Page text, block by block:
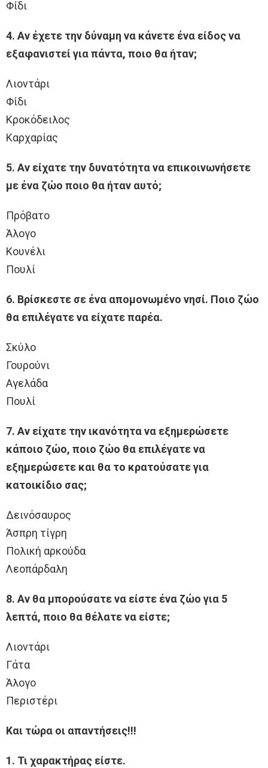
Φίδι
4. Αν έχετε την δύναμη να κάνετε ένα είδος να
εξαφανιστεί για πάντα, ποιο θα ήταν;
Λιοντάρι
Φίδι
Κροκόδειλος
Καρχαρίας
5. Αν είχατε την δυνατότητα να επικοινωνήσετε
με ένα ζώο ποιο θα ήταν αυτό;
Πρόβατο
Άλογο
Κουνέλι
Πουλί
6. Βρίσκεστε σε ένα απομονωμένο νησί. Ποιο ζώο
θα επιλέγατε να είχατε παρέα.
Σκύλο
Γουρούνι
Αγελάδα
Πουλί
7. Αν είχατε την ικανότητα να εξημερώσετε
κάποιο ζώο, ποιο ζώο θα επιλέγατε να
εξημερώσετε και θα το κρατούσατε για
κατοικίδιο σας;
Δεινόσαυρος
Άσπρη τίγρη
Πολική αρκούδα
Λεοπάρδαλη
8. Αν θα μπορούσατε να είστε ένα ζώο για 5
λεπτά, ποιο θα θέλατε να είστε;
Λιοντάρι
Γάτα
Άλογο
Περιστέρι
Και τώρα οι απαντήσεις!!!
1. Τι χαρακτήρας είστε.